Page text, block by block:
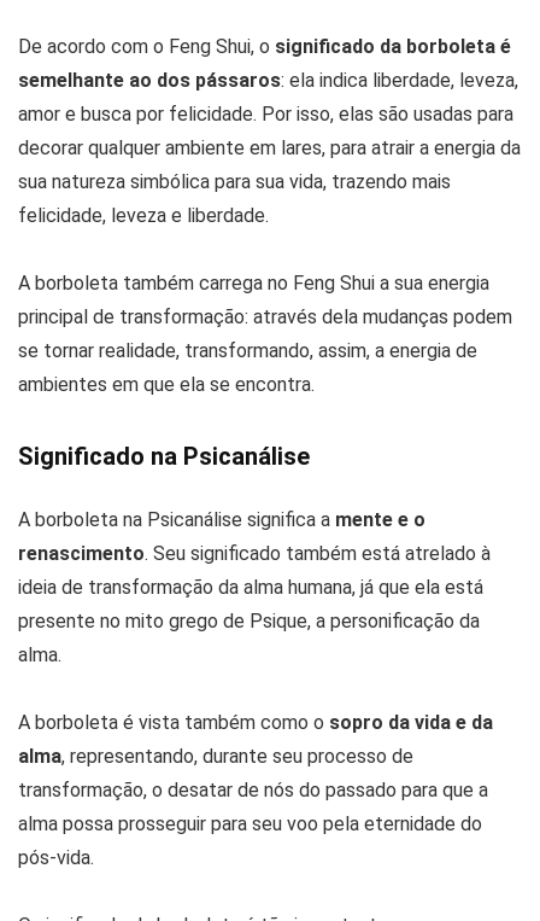
De acordo com o Feng Shui, o significado da borboleta é
semelhante ao dos pássaros: ela indica liberdade, leveza,
amor e busca por felicidade. Por isso, elas são usadas para
decorar qualquer ambiente em lares, para atrair a energia da
sua natureza simbólica para sua vida, trazendo mais
felicidade, leveza e liberdade.
A borboleta também carrega no Feng Shui a sua energia
principal de transformação: através dela mudanças podem
se tornar realidade, transformando, assim, a energia de
ambientes em que ela se encontra.
Significado na Psicanálise
A borboleta na Psicanálise significa a mente e o
renascimento. Seu significado também está atrelado à
ideia de transformação da alma humana, já que ela está
presente no mito grego de Psique, a personificação da
alma.
A borboleta é vista também como o sopro da vida e da
alma, representando, durante seu processo de
transformação, o desatar de nós do passado para que a
alma possa prosseguir para seu voo pela eternidade do
pós-vida.